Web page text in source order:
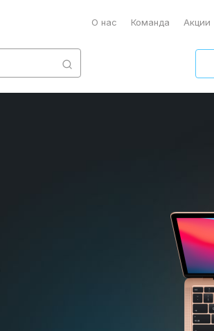
О нас Команда Акции